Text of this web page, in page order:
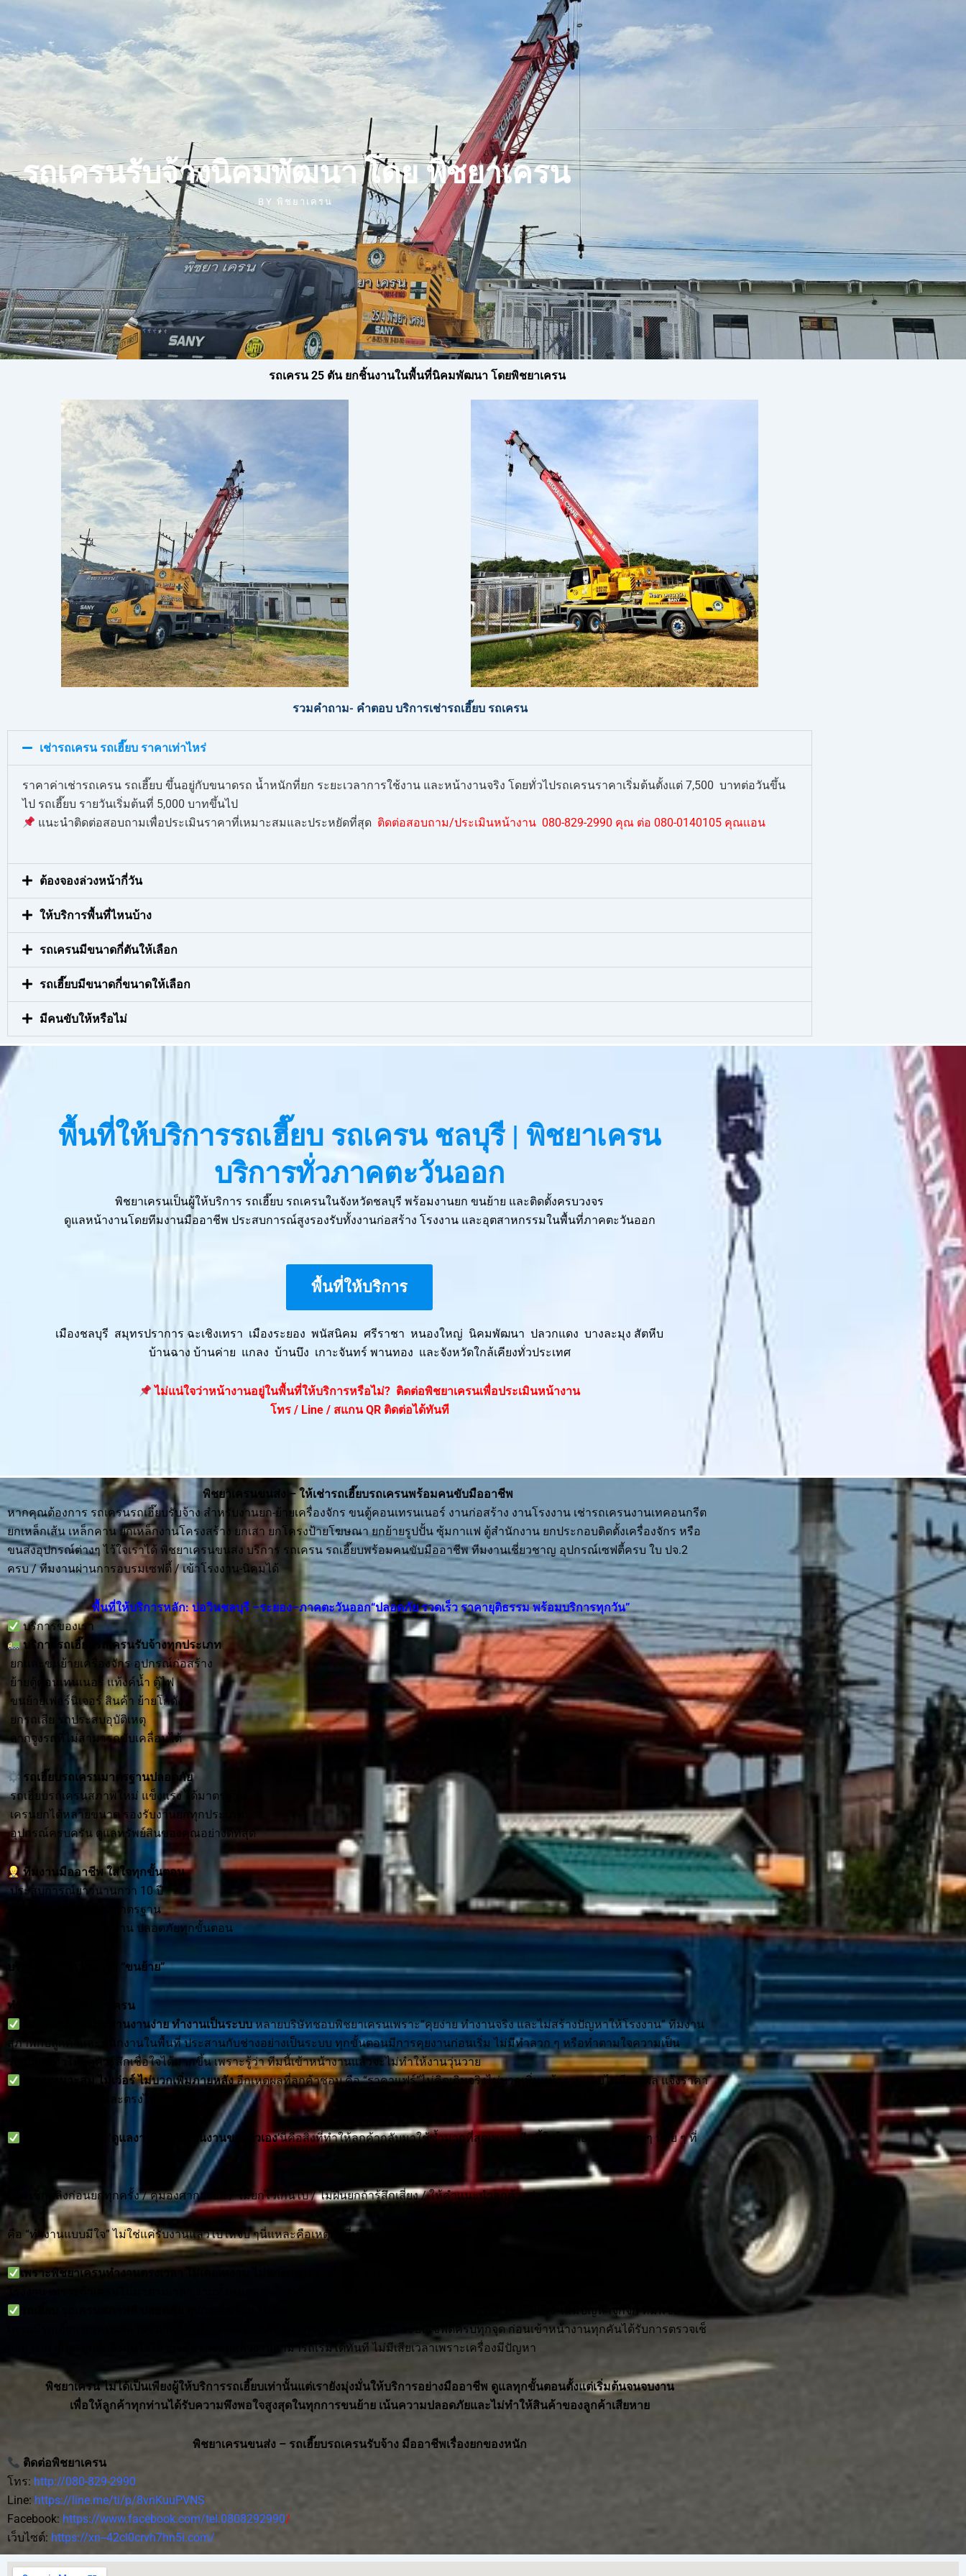
รถเครนรับจ้างนิคมพัฒนา โดย พิชยาเครน
BY พิชยาเครน
รถเครน 25 ตัน ยกชิ้นงานในพื้นที่นิคมพัฒนา โดยพิชยาเครน
รวมคำถาม- คำตอบ บริการเช่ารถเฮี๊ยบ รถเครน
เช่ารถเครน รถเฮี๊ยบ ราคาเท่าไหร่
ราคาค่าเช่ารถเครน รถเฮี๊ยบ ขึ้นอยู่กับขนาดรถ น้ำหนักที่ยก ระยะเวลาการใช้งาน และหน้างานจริง โดยทั่วไปรถเครนราคาเริ่มต้นตั้งแต่ 7,500 บาทต่อวันขึ้น
ไป รถเฮี๊ยบ รายวันเริ่มต้นที่ 5,000 บาทขึ้นไป
แนะนำติดต่อสอบถามเพื่อประเมินราคาที่เหมาะสมและประหยัดที่สุด ติดต่อสอบถาม/ประเมินหน้างาน 080-829-2990 คุณ ต่อ 080-0140105 คุณเเอน
ต้องจองล่วงหน้ากี่วัน
ให้บริการพื้นที่ไหนบ้าง
รถเครนมีขนาดกี่ตันให้เลือก
รถเฮี๊ยบมีขนาดกี่ขนาดให้เลือก
มีคนขับให้หรือไม่
พื้นที่ให้บริการรถเฮี๊ยบ รถเครน ชลบุรี | พิชยาเครน
บริการทั่วภาคตะวันออก
พิชยาเครนเป็นผู้ให้บริการ รถเฮี๊ยบ รถเครนในจังหวัดชลบุรี พร้อมงานยก ขนย้าย และติดตั้งครบวงจร
ดูแลหน้างานโดยทีมงานมืออาชีพ ประสบการณ์สูงรองรับทั้งงานก่อสร้าง โรงงาน และอุตสาหกรรมในพื้นที่ภาคตะวันออก
พื้นที่ให้บริการ
เมืองชลบุรี สมุทรปราการ ฉะเชิงเทรา เมืองระยอง พนัสนิคม ศรีราชา หนองใหญ่ นิคมพัฒนา ปลวกแดง บางละมุง สัตหีบ
บ้านฉาง บ้านค่าย แกลง บ้านบึง เกาะจันทร์ พานทอง และจังหวัดใกล้เคียงทั่วประเทศ
ไม่แน่ใจว่าหน้างานอยู่ในพื้นที่ให้บริการหรือไม่? ติดต่อพิชยาเครนเพื่อประเมินหน้างาน
โทร / Line / สแกน QR ติดต่อได้ทันที
พิชยาเครนขนส่ง – ให้เช่ารถเฮี๊ยบรถเครนพร้อมคนขับมืออาชีพ
หากคุณต้องการ รถเครนรถเฮี๊ยบรับจ้าง สำหรับงานยก-ย้ายเครื่องจักร ขนตู้คอนเทรนเนอร์ งานก่อสร้าง งานโรงงาน เช่ารถเครนงานเทคอนกรีต
ยกเหล็กเส้น เหล็กคาน ยกเหล็กงานโครงสร้าง ยกเสา ยกโครงป้ายโฆษณา ยกย้ายรูปปั้น ซุ้มกาเเฟ ตู้สำนักงาน ยกประกอบติดตั้งเครื่องจักร หรือ
ขนส่งอุปกรณ์ต่างๆ ไว้ใจเราได้ พิชยาเครนขนส่ง บริการ รถเครน รถเฮี๊ยบพร้อมคนขับมืออาชีพ ทีมงานเชี่ยวชาญ อุปกรณ์เซฟตี้ครบ ใบ ปจ.2
ครบ / ทีมงานผ่านการอบรมเซฟตี้ / เข้าโรงงาน-นิคมได้
พื้นที่ให้บริการหลัก: บ่อวินชลบุรี –ระยอง–ภาคตะวันออก“ปลอดภัย รวดเร็ว ราคายุติธรรม พร้อมบริการทุกวัน”
บริการของเรา
บริการ
รถเฮี๊ยบรถเครนรับจ้างทุกประเภท
ยกและขนย้ายเครื่องจักร อุปกรณ์ก่อสร้าง
ย้ายตู้คอนเทนเนอร์ แท้งค์น้ำ ตู้ไฟ
ขนย้ายเฟอร์นิเจอร์ สินค้า ย้ายโกดัง
ยกรถเสีย รถประสบอุบัติเหตุ
ลากจูงรถที่ไม่สามารถขับเคลื่อนได้
รถเฮี๊ยบรถเครนมาตรฐานปลอดภัย
รถเฮี๊ยบรถเครนสภาพใหม่ แข็งแรง ได้มาตรฐาน
เครนยกได้หลายขนาด รองรับงานยกทุกประเภท
อุปกรณ์ครบครัน ดูแลทรัพย์สินของคุณอย่างดีที่สุด
ทีมงานมืออาชีพ ใส่ใจทุกขั้นตอน
ประสบการณ์ยาวนานกว่า 10 ปี
จัดวางและผูกยึดตามมาตรฐาน
ให้คำปรึกษาก่อนเริ่มงาน ปลอดภัยทุกขั้นตอน
บริการที่มากกว่าคำว่า “ขนย้าย”
ทำไมต้องเลือกพิชยาเครน
ทีมงานสุภาพ ประสานงานง่าย ทำงานเป็นระบบหลายบริษัทชอบพิชยาเครนเพราะ“คุยง่าย ทำงานจริง และไม่สร้างปัญหาให้โรงงาน” ทีมงาน
สุภาพกับลูกค้าและพนักงานในพื้นที่ ประสานกับช่างอย่างเป็นระบบ ทุกขั้นตอนมีการคุยงานก่อนเริ่ม ไม่มีทำลวก ๆ หรือทำตามใจความเป็น
ระเบียบนี้ทำให้ลูกค้ารู้สึกเชื่อใจได้มากขึ้น เพราะรู้ว่า ทีมนี้เข้าหน้างานแล้วจะไม่ทำให้งานวุ่นวาย
ราคาเหมาะสม ไม่เว่อร์ ไม่บวกเพิ่มภายหลังอีกเหตุผลที่ลูกค้าชอบ คือ “ราคาแฟร์”ไม่คิดเกินจริงไม่บวกเพิ่มหน้างานแบบไม่มีเหตุผล แจ้งราคา
ตามรูปแบบงานจริงและตรงไปตรงมา
เพราะพิชยาเครน ‘ดูแลงานเหมือนเป็นงานของตัวเอง’นี่คือสิ่งที่ทำให้ลูกค้ากลับมาใช้ซ้ำมากที่สุดเพราะทีมนี้ใส่ใจรายละเอียดเล็ก ๆ น้อย ๆ ที่
เช่น เช็กสลิงก่อนยกทุกครั้ง / คุมองศาการยก / ไม่ยกไวเกินไป / ไม่ฝืนยกถ้ารู้สึกเสี่ยง / ให้คำแนะนำลูกค้าอย่างจริงใจ
คือ “ทำงานแบบมีใจ” ไม่ใช่แค่รับงานแล้วไปให้จบ ๆนี่แหละคือเหตุผลที่บริษัทต่าง ๆ ไว้ใจเสมอมา
เพราะพิชยาเครนทำงานตรงเวลา ไม่เคยเทงาน ไม่หายกลางคัน
รถเครนที่ใช้ไม่ใช่แค่ใหญ่ แต่ต้องพร้อมใช้งานจริง ไม่มีปัญหาจุกจิก ทีมพิชยา
เครนมีรถเฮี๊ยบรถเครนหลายขนาดตั้งแต่ 16-100 ตันพร้อมอุปกรณ์เสริม เช่น สลิง ระบบเซฟตี้ครบทุกจุด ก่อนเข้าหน้างานทุกคันได้รับการตรวจเช็
กอย่างละเอียด ลูกค้าจึงมั่นใจได้ว่า เมื่อรถจอดแล้วงานสามารถเริ่มได้ทันที ไม่มีเสียเวลาเพราะเครื่องมีปัญหา
พิชยาเครน ไม่ได้เป็นเพียงผู้ให้บริการรถเฮี๊ยบเท่านั้นแต่เรายังมุ่งมั่นให้บริการอย่างมืออาชีพ ดูแลทุกขั้นตอนตั้งแต่เริ่มต้นจนจบงาน
เพื่อให้ลูกค้าทุกท่านได้รับความพึงพอใจสูงสุดในทุกการขนย้าย เน้นความปลอดภัยและไม่ทำให้สินค้าของลูกค้าเสียหาย
พิชยาเครนขนส่ง – รถเฮี๊ยบรถเครนรับจ้าง มืออาชีพเรื่องยกของหนัก
ติดต่อพิชยาเครน
โทร: http://080-829-2990
Line: https://line.me/ti/p/8vnKuuPVNS
Facebook: https://www.facebook.com/tel.0808292990/
เว็บไซต์: https://xn--42cl0crvh7hn5i.com/